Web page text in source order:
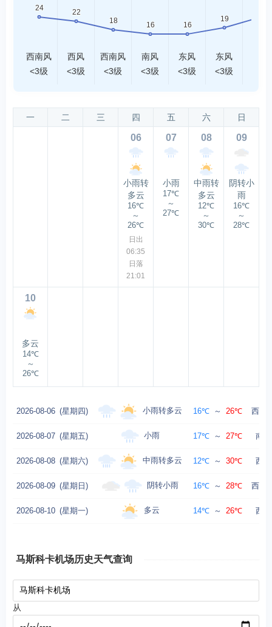
西南风
<3级
西风
<3级
西南风
<3级
南风
<3级
东风
<3级
东风
<3级
一 二 三 四 五 六 日
06
小雨转
多云
16℃
～
26℃
日出
06:35
日落
21:01
07
小雨
17℃
～
27℃
08
中雨转
多云
12℃
～
30℃
09
阴转小
雨
16℃
～
28℃
10
多云
14℃
～
26℃
2026-08-06 (星期四) 小雨转多云 16℃ ～ 26℃ 西南
2026-08-07 (星期五) 小雨 17℃ ～ 27℃ 南
2026-08-08 (星期六) 中雨转多云 12℃ ～ 30℃ 西
2026-08-09 (星期日) 阴转小雨 16℃ ～ 28℃ 西南
2026-08-10 (星期一) 多云 14℃ ～ 26℃ 西
马斯科卡机场历史天气查询
从